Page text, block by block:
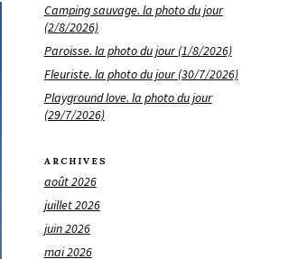
Camping sauvage. la photo du jour
(2/8/2026)
Paroisse. la photo du jour (1/8/2026)
Fleuriste. la photo du jour (30/7/2026)
Playground love. la photo du jour
(29/7/2026)
ARCHIVES
août 2026
juillet 2026
juin 2026
mai 2026